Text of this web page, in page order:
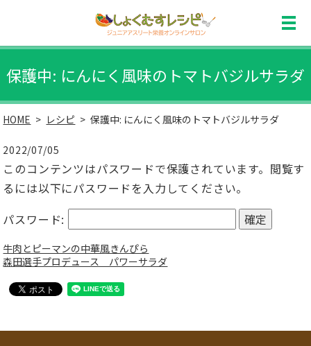
保護中: にんにく風味のトマトバジルサラダ
HOME レシピ 保護中: にんにく風味のトマトバジルサラダ
2022/07/05
このコンテンツはパスワードで保護されています。閲覧す
るには以下にパスワードを入力してください。
パスワード:
牛肉とピーマンの中華風きんぴら
森田選手プロデュース パワーサラダ